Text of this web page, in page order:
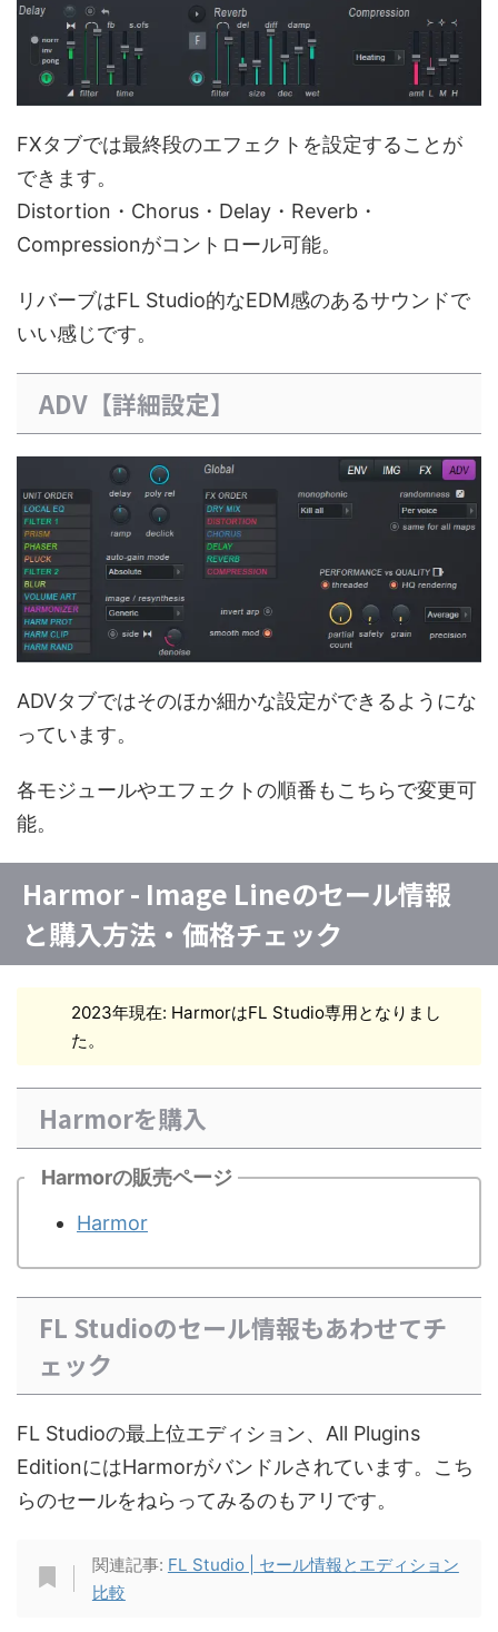
FXタブでは最終段のエフェクトを設定することが
できます。
Distortion・Chorus・Delay・Reverb・
Compressionがコントロール可能。
リバーブはFL Studio的なEDM感のあるサウンドで
いい感じです。
ADV【詳細設定】
ADVタブではそのほか細かな設定ができるようにな
っています。
各モジュールやエフェクトの順番もこちらで変更可
能。
Harmor - Image Lineのセール情報
と購入方法・価格チェック
2023年現在: HarmorはFL Studio専用となりまし
た。
Harmorを購入
Harmorの販売ページ
Harmor
FL Studioのセール情報もあわせてチ
ェック
FL Studioの最上位エディション、All Plugins
EditionにはHarmorがバンドルされています。こち
らのセールをねらってみるのもアリです。
関連記事: FL Studio | セール情報とエディション
比較